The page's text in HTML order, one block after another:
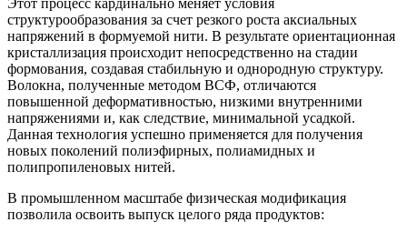
структурообразования за счет резкого роста аксиальных
напряжений в формуемой нити. В результате ориентационная
кристаллизация происходит непосредственно на стадии
формования, создавая стабильную и однородную структуру.
Волокна, полученные методом ВСФ, отличаются
повышенной деформативностью, низкими внутренними
напряжениями и, как следствие, минимальной усадкой.
Данная технология успешно применяется для получения
новых поколений полиэфирных, полиамидных и
полипропиленовых нитей.
В промышленном масштабе физическая модификация
позволила освоить выпуск целого ряда продуктов: